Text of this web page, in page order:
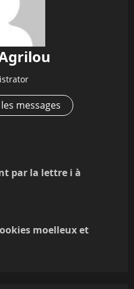
messages
par la lettre i à
moelleux et